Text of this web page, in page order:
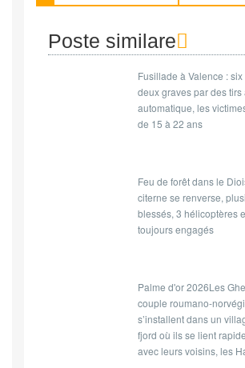
Poste similare
Fusillade à Valence :
deux graves par des tirs
automatique, les
de 15 à 22 ans
Feu de forêt dans le
citerne se renverse,
blessés, 3 hélicoptères
toujours engagés
Palme d'or 2026Les
couple roumano-
s’installent dans un
fjord où ils se lient
avec leurs voisins, les